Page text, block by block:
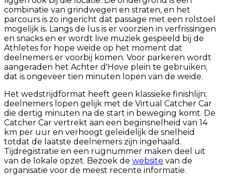
combinatie van grindwegen en straten, en het
parcours is zo ingericht dat passage met een rolstoel
mogelijk is. Langs de lus is er voorzien in verfrissingen
en snacks en er wordt live muziek gespeeld bij de
Athletes for hope weide op het moment dat
deelnemers er voorbij komen. Voor parkeren wordt
aangeraden het Achter d'Hove plein te gebruiken;
dat is ongeveer tien minuten lopen van de weide.
Het wedstrijdformat heeft geen klassieke finishlijn;
deelnemers lopen gelijk met de Virtual Catcher Car
die dertig minuten na de start in beweging komt. De
Catcher Car vertrekt aan een begin­snelheid van 14
km per uur en verhoogt geleidelijk de snelheid
totdat de laatste deelnemers zijn ingehaald.
Tijdregistratie en een rugnummer maken deel uit
van de lokale opzet. Bezoek de website van de
organisatie voor de meest recente informatie.